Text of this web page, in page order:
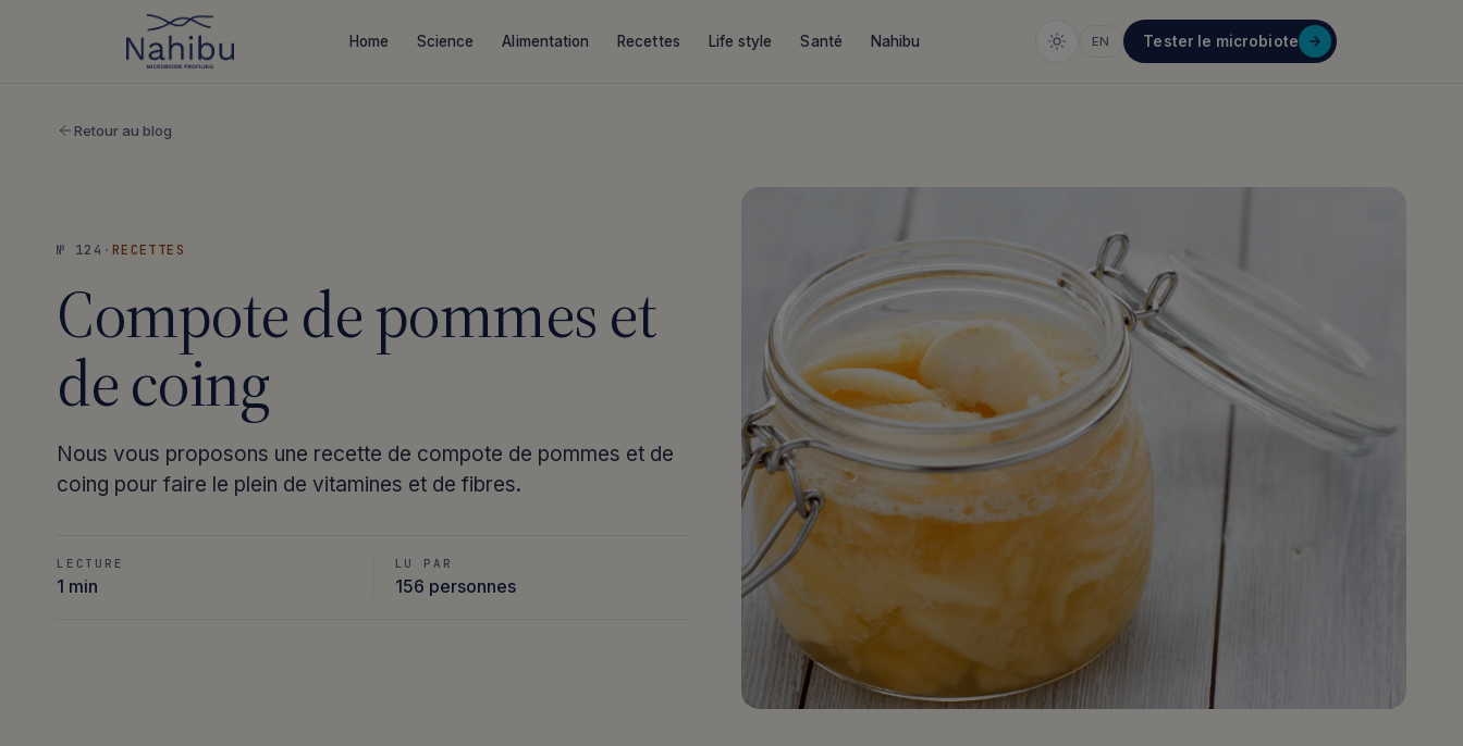
Home Science Alimentation Recettes Life style Santé Nahibu EN Tester le microbiote
Retour au blog
№ 124 · RECETTES
Compote de pommes et
de coing
Nous vous proposons une recette de compote de pommes et de
coing pour faire le plein de vitamines et de fibres.
LECTURE
1 min
LU PAR
156 personnes